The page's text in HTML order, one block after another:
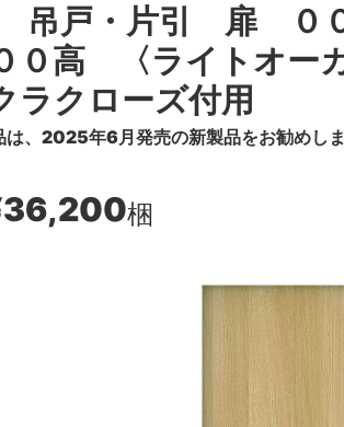
吊戸・片引 扉 ０
高 〈ライトオーカ
クローズ付用
は、2025年6月発売の新製品をお勧めしま
梱